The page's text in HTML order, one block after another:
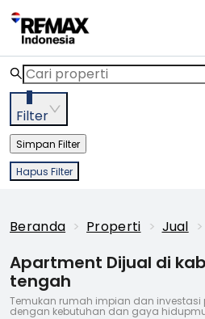
3
Filter
Simpan Filter
Hapus Filter
Beranda > Properti > Jual >
Apartment Dijual di
tengah
Temukan rumah impian dan investasi
dengan kebutuhan dan gaya